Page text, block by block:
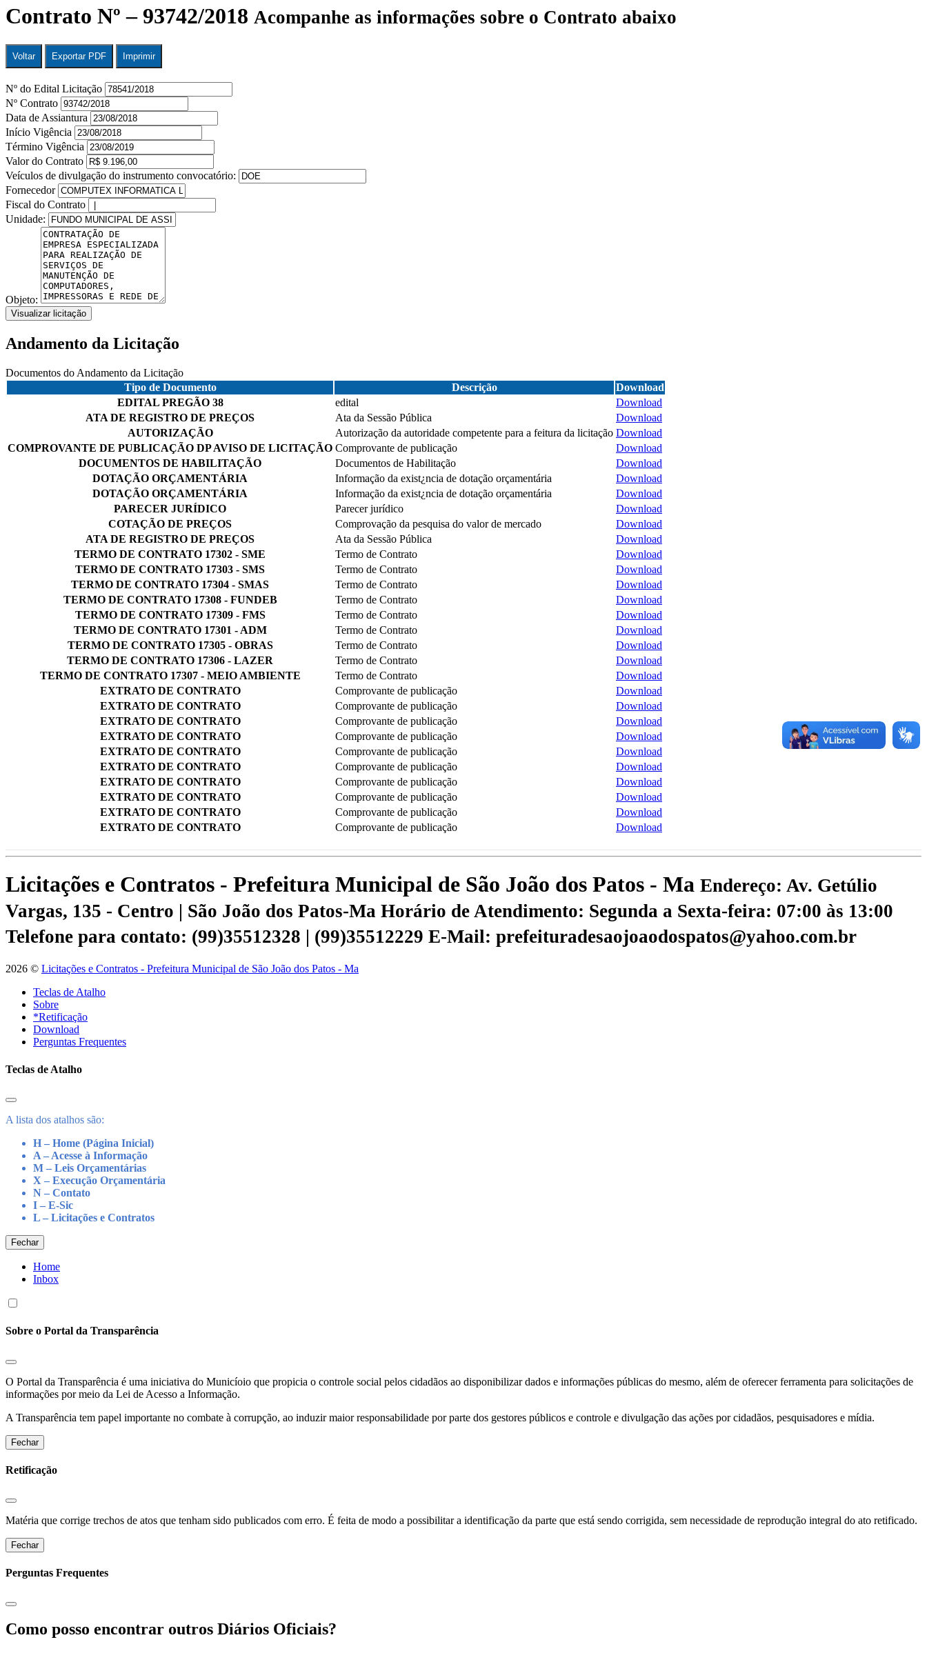
Contrato Nº – 93742/2018 Acompanhe as informações sobre o Contrato abaixo
Voltar Exportar PDF Imprimir
Nº do Edital Licitação
Nº Contrato
Data de Assiantura
Início Vigência
Término Vigência
Valor do Contrato
Veículos de divulgação do instrumento convocatório:
Fornecedor
Fiscal do Contrato
Unidade:
Objeto:
Visualizar licitação
Andamento da Licitação
Documentos do Andamento da Licitação
Tipo de Documento
Descrição
Download
EDITAL PREGÃO 38
edital
Download
ATA DE REGISTRO DE PREÇOS
Ata da Sessão Pública
Download
AUTORIZAÇÃO
Autorização da autoridade competente para a feitura da licitação Download
COMPROVANTE DE PUBLICAÇÃO DP AVISO DE LICITAÇÃO Comprovante de publicação
Download
DOCUMENTOS DE HABILITAÇÃO
Documentos de Habilitação
Download
DOTAÇÃO ORÇAMENTÁRIA
Informação da exist¿ncia de dotação orçamentária
Download
DOTAÇÃO ORÇAMENTÁRIA
Informação da exist¿ncia de dotação orçamentária
Download
PARECER JURÍDICO
Parecer jurídico
Download
COTAÇÃO DE PREÇOS
Comprovação da pesquisa do valor de mercado
Download
ATA DE REGISTRO DE PREÇOS
Ata da Sessão Pública
Download
TERMO DE CONTRATO 17302 - SME
Termo de Contrato
Download
TERMO DE CONTRATO 17303 - SMS
Termo de Contrato
Download
TERMO DE CONTRATO 17304 - SMAS
Termo de Contrato
Download
TERMO DE CONTRATO 17308 - FUNDEB
Termo de Contrato
Download
TERMO DE CONTRATO 17309 - FMS
Termo de Contrato
Download
TERMO DE CONTRATO 17301 - ADM
Termo de Contrato
Download
TERMO DE CONTRATO 17305 - OBRAS
Termo de Contrato
Download
TERMO DE CONTRATO 17306 - LAZER
Termo de Contrato
Download
TERMO DE CONTRATO 17307 - MEIO AMBIENTE
Termo de Contrato
Download
EXTRATO DE CONTRATO
Comprovante de publicação
Download
EXTRATO DE CONTRATO
Comprovante de publicação
Download
EXTRATO DE CONTRATO
Comprovante de publicação
Download
EXTRATO DE CONTRATO
Comprovante de publicação
Download
EXTRATO DE CONTRATO
Comprovante de publicação
Download
EXTRATO DE CONTRATO
Comprovante de publicação
Download
EXTRATO DE CONTRATO
Comprovante de publicação
Download
EXTRATO DE CONTRATO
Comprovante de publicação
Download
EXTRATO DE CONTRATO
Comprovante de publicação
Download
EXTRATO DE CONTRATO
Comprovante de publicação Download
Licitações e Contratos - Prefeitura Municipal de São João dos Patos - Ma Endereço: Av. Getúlio
Vargas, 135 - Centro | São João dos Patos-Ma Horário de Atendimento: Segunda a Sexta-feira: 07:00 às 13:00
Telefone para contato: (99)35512328 | (99)35512229 E-Mail: prefeituradesaojoaodospatos@yahoo.com.br
2026 © Licitações e Contratos - Prefeitura Municipal de São João dos Patos - Ma
Teclas de Atalho
Sobre
*Retificação
Download
Perguntas Frequentes
Teclas de Atalho
A lista dos atalhos são:
H – Home (Página Inicial)
A – Acesse à Informação
M – Leis Orçamentárias
X – Execução Orçamentária
N – Contato
I – E-Sic
L – Licitações e Contratos
Fechar
Home
Inbox
Sobre o Portal da Transparência
O Portal da Transparência é uma iniciativa do Municíoio que propicia o controle social pelos cidadãos ao disponibilizar dados e informações públicas do mesmo, além de oferecer ferramenta para solicitações de
informações por meio da Lei de Acesso a Informação.
A Transparência tem papel importante no combate à corrupção, ao induzir maior responsabilidade por parte dos gestores públicos e controle e divulgação das ações por cidadãos, pesquisadores e mídia.
Fechar
Retificação
Matéria que corrige trechos de atos que tenham sido publicados com erro. É feita de modo a possibilitar a identificação da parte que está sendo corrigida, sem necessidade de reprodução integral do ato retificado.
Fechar
Perguntas Frequentes
Como posso encontrar outros Diários Oficiais?